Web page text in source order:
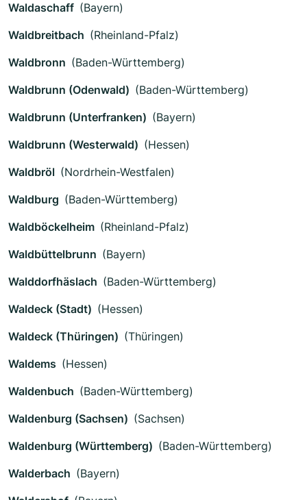
Waldaschaff (Bayern)
Waldbreitbach (Rheinland-Pfalz)
Waldbronn (Baden-Württemberg)
Waldbrunn (Odenwald) (Baden-Württemberg)
Waldbrunn (Unterfranken) (Bayern)
Waldbrunn (Westerwald) (Hessen)
Waldbröl (Nordrhein-Westfalen)
Waldburg (Baden-Württemberg)
Waldböckelheim (Rheinland-Pfalz)
Waldbüttelbrunn (Bayern)
Walddorfhäslach (Baden-Württemberg)
Waldeck (Stadt) (Hessen)
Waldeck (Thüringen) (Thüringen)
Waldems (Hessen)
Waldenbuch (Baden-Württemberg)
Waldenburg (Sachsen) (Sachsen)
Waldenburg (Württemberg) (Baden-Württemberg)
Walderbach (Bayern)